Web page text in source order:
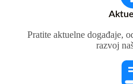
Pratite aktuelne događaje,
razvoj